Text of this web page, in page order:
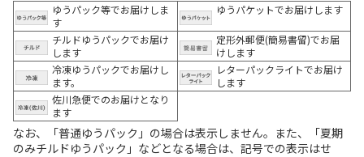
ゆうパック等でお届けしま
す
ゆうパケットでお届けします
チルドゆうパックでお届け
します
定形外郵便(簡易書留)でお届
けします
冷凍ゆうパックでお届けし
ます。
レターパックライトでお届け
します
佐川急便でのお届けとなり
ます
なお、「普通ゆうパック」の場合は表示しません。また、「夏期
のみチルドゆうパック」などとなる場合は、記号での表示はせ